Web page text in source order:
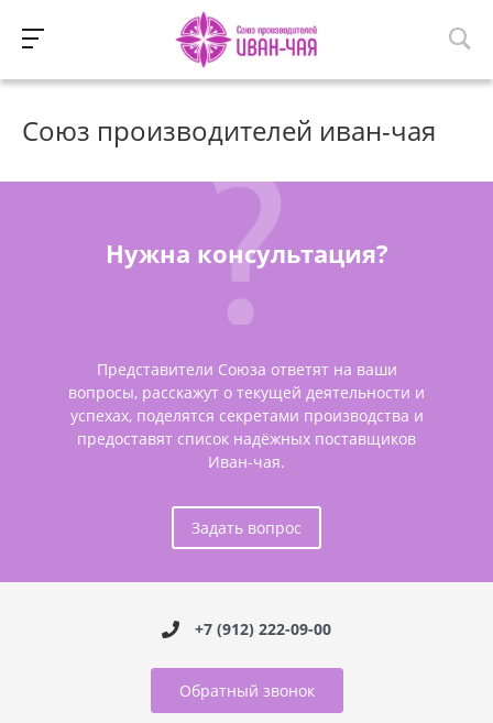
Союз производителей иван-чая
Нужна консультация?
Представители Союза ответят на ваши
вопросы, расскажут о текущей деятельности и
успехах, поделятся секретами производства и
предоставят список надёжных поставщиков
Иван-чая.
Задать вопрос
+7 (912) 222-09-00
Обратный звонок